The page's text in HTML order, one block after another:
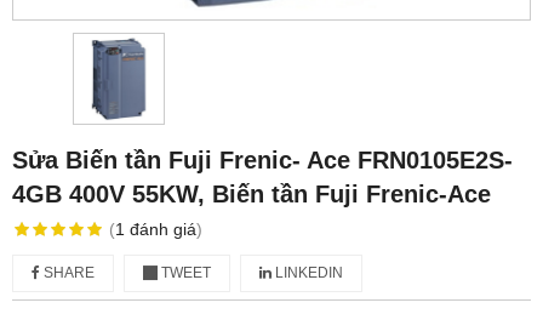
Sửa Biến tần Fuji Frenic- Ace FRN0105E2S-
4GB 400V 55KW, Biến tần Fuji Frenic-Ace
(1 đánh giá)
SHARE TWEET LINKEDIN